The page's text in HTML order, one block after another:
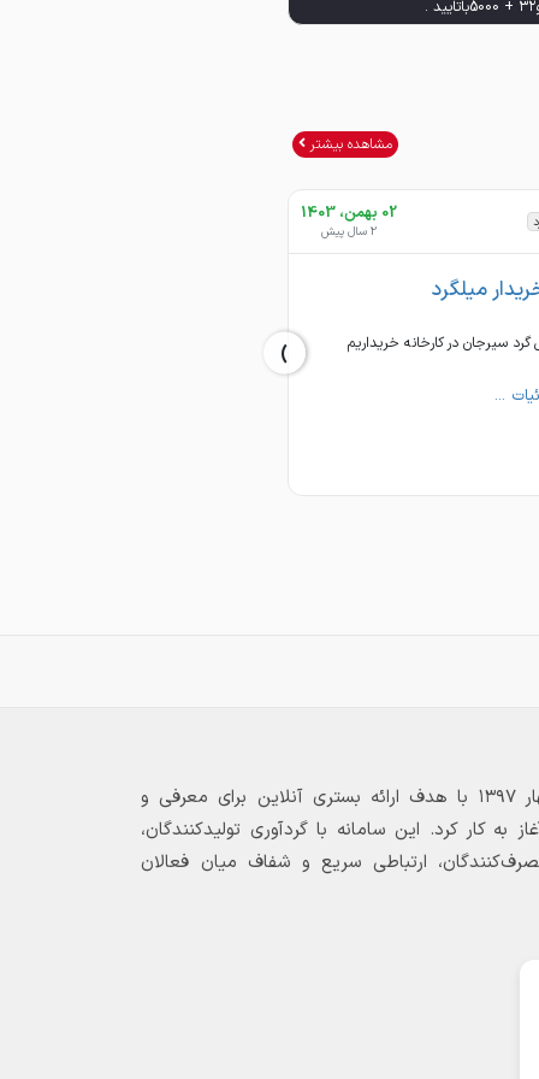
مشاهده بیشتر
02 بهمن، 1403
2 سال پیش
میلگرد
گرد سیرجان در کارخانه خریداریم
...
›
بازارگاه الکترونیکی فولاد ۲۴ از بهار ۱۳۹۷ با هدف ارائه بستری آنلاین برای معرفی و
کار کرد. این سامانه با گردآوری تولیدکنندگان،
ارتباطی سریع و شفاف میان فعالان